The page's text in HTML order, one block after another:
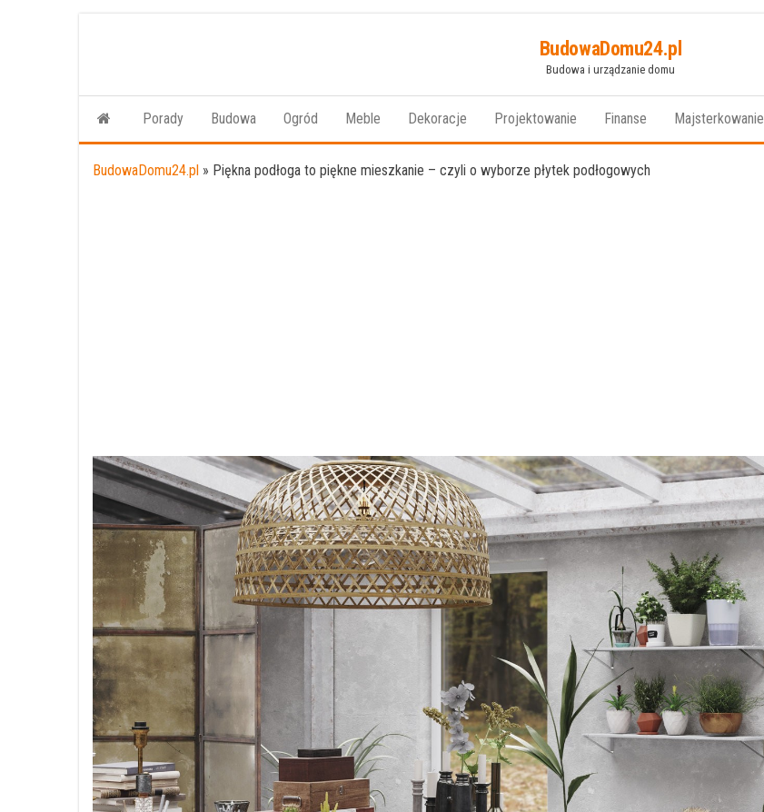
BudowaDomu24.pl
Budowa i urządzanie domu
Porady Budowa Ogród Meble Dekoracje Projektowanie Finanse Majsterkowanie
BudowaDomu24.pl » Piękna podłoga to piękne mieszkanie – czyli o wyborze płytek podłogowych